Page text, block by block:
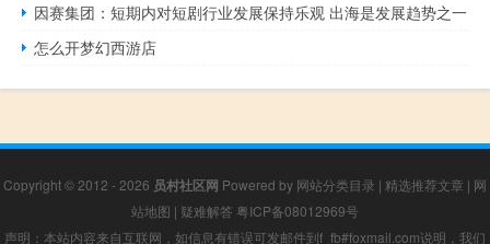
因赛集团：短期内对短剧行业发展保持乐观 出海是发展趋势之一
怎么开梦幻西游店
Copyright © 2012 - 2026 员村社区网 Powered by 网站分类目录 | 精选推荐文章 | 网
站地图 | 疑难解答 粤ICP备08012969号
声明：本站内容来自互联网，如信息有错误可发邮件到f_fb#foxmail.com说明，我们